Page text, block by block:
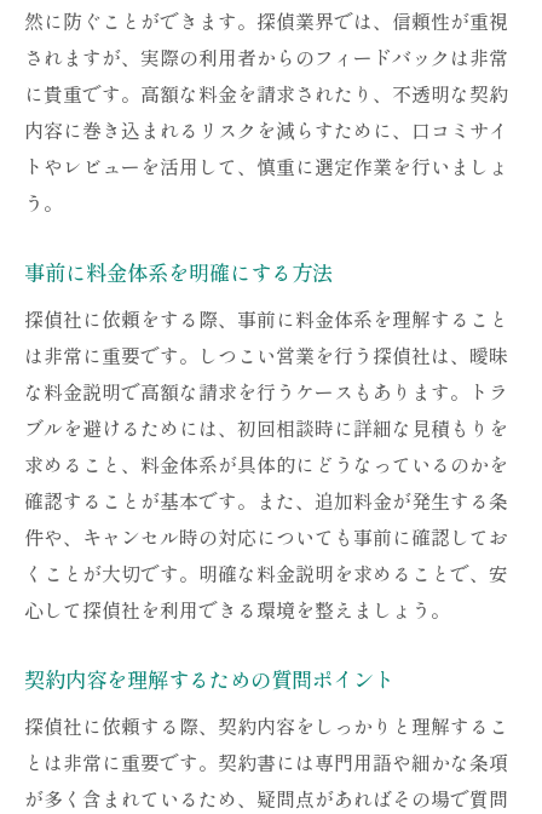
探偵社の信頼性を判断するポイント
不透明な契約内容に潜む罠探偵社トラブルを回
避しよう
契約内容を詳細に確認する方法
契約書に記載すべき重要項目
契約前に弁護士に相談する利点
契約書を保管する重要性
安心して依頼できる探偵社を選ぶためのポイン
ト
安心感をもたらす探偵社の条件
調査実績の確認方法
評価の高い探偵社の探し方
カスタマーサポートの質を確認する
長年の実績がある探偵社を選ぶ理由
安心できる探偵社の見分け方
疑わしい料金体系の特徴
事前見積もりを取得する方法
然に防ぐことができます。探偵業界では、信頼性が重視
されますが、実際の利用者からのフィードバックは非常
に貴重です。高額な料金を請求されたり、不透明な契約
内容に巻き込まれるリスクを減らすために、口コミサイ
トやレビューを活用して、慎重に選定作業を行いましょ
う。
事前に料金体系を明確にする方法
探偵社に依頼をする際、事前に料金体系を理解すること
は非常に重要です。しつこい営業を行う探偵社は、曖昧
な料金説明で高額な請求を行うケースもあります。トラ
ブルを避けるためには、初回相談時に詳細な見積もりを
求めること、料金体系が具体的にどうなっているのかを
確認することが基本です。また、追加料金が発生する条
件や、キャンセル時の対応についても事前に確認してお
くことが大切です。明確な料金説明を求めることで、安
心して探偵社を利用できる環境を整えましょう。
契約内容を理解するための質問ポイント
探偵社に依頼する際、契約内容をしっかりと理解するこ
とは非常に重要です。契約書には専門用語や細かな条項
が多く含まれているため、疑問点があればその場で質問